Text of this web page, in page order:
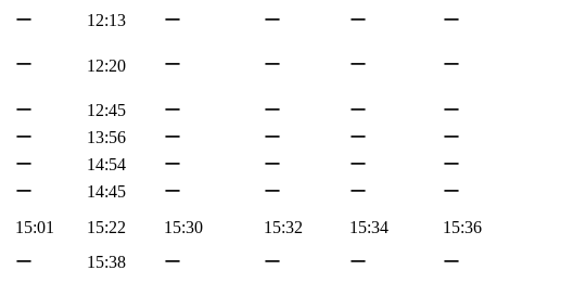
ー 12:13 ー ー ー
ー
ー 12:20 ー ー ー ー
ー 12:45 ー ー ー
ー
ー 13:56 ー ー ー
ー
ー 14:54 ー ー ー
ー
ー 14:45 ー ー ー
ー
15:01 15:22 15:30 15:32 15:34
15:36
ー 15:38 ー ー ー
ー